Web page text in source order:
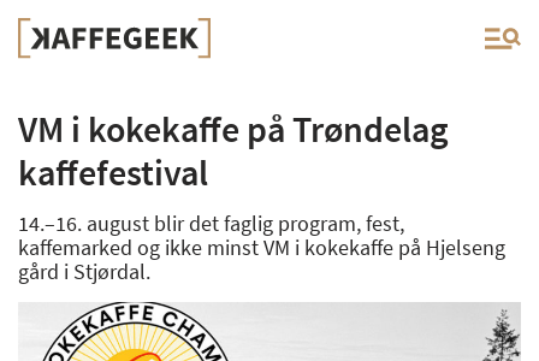
VM i kokekaffe på Trøndelag
kaffefestival
14.–16. august blir det faglig program, fest,
kaffemarked og ikke minst VM i kokekaffe på Hjelseng
gård i Stjørdal.